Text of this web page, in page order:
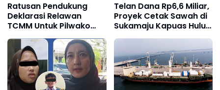
Ratusan Pendukung
Deklarasi Relawan
TCMM Untuk Pilwako
Singkawang 2024
Telan Dana Rp6,6 Miliar,
Proyek Cetak Sawah di
Sukamaju Kapuas Hulu
Terancam Mangkrak